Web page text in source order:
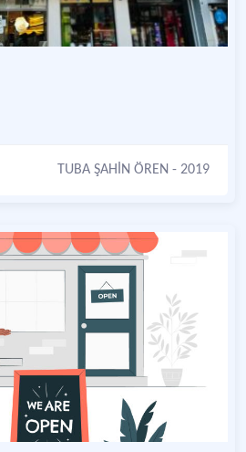
TUBA ŞAHİN ÖREN - 2019